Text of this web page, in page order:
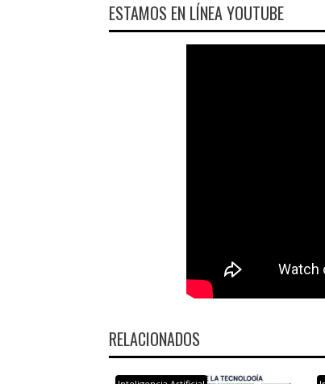
ESTAMOS EN LÍNEA YOUTUBE
RELACIONADOS